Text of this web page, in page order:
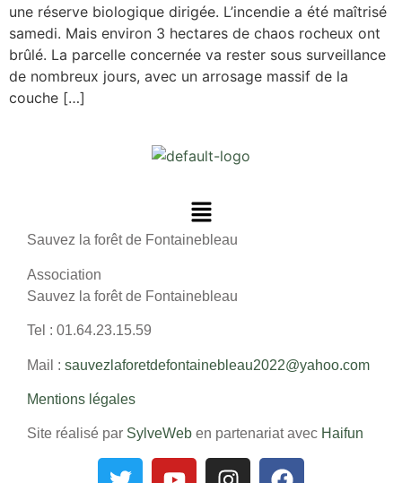
une réserve biologique dirigée. L’incendie a été maîtrisé
samedi. Mais environ 3 hectares de chaos rocheux ont
brûlé. La parcelle concernée va rester sous surveillance
de nombreux jours, avec un arrosage massif de la
couche […]
Sauvez la forêt de Fontainebleau
Association
Sauvez la forêt de Fontainebleau
Tel : 01.64.23.15.59
Mail : sauvezlaforetdefontainebleau2022@yahoo.com
Mentions légales
Site réalisé par SylveWeb en partenariat avec Haifun